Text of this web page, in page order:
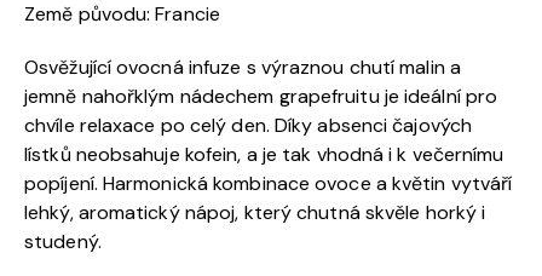
Země původu: Francie
Osvěžující ovocná infuze s výraznou chutí malin a
jemně nahořklým nádechem grapefruitu je ideální pro
chvíle relaxace po celý den. Díky absenci čajových
lístků neobsahuje kofein, a je tak vhodná i k večernímu
popíjení. Harmonická kombinace ovoce a květin vytváří
lehký, aromatický nápoj, který chutná skvěle horký i
studený.